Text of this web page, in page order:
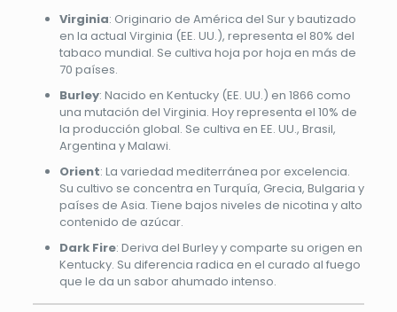
Virginia: Originario de América del Sur y bautizado
en la actual Virginia (EE. UU.), representa el 80% del
tabaco mundial. Se cultiva hoja por hoja en más de
70 países.
Burley: Nacido en Kentucky (EE. UU.) en 1866 como
una mutación del Virginia. Hoy representa el 10% de
la producción global. Se cultiva en EE. UU., Brasil,
Argentina y Malawi.
Orient: La variedad mediterránea por excelencia.
Su cultivo se concentra en Turquía, Grecia, Bulgaria y
países de Asia. Tiene bajos niveles de nicotina y alto
contenido de azúcar.
Dark Fire: Deriva del Burley y comparte su origen en
Kentucky. Su diferencia radica en el curado al fuego
que le da un sabor ahumado intenso.